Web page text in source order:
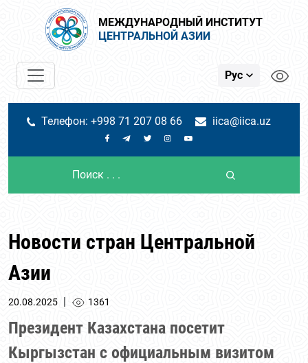
МЕЖДУНАРОДНЫЙ ИНСТИТУТ
ЦЕНТРАЛЬНОЙ АЗИИ
Рус
Телефон: +998 71 207 08 66 iica@iica.uz
Новости стран Центральной
Азии
20.08.2025 | 1361
Президент Казахстана посетит
Кыргызстан с официальным визитом